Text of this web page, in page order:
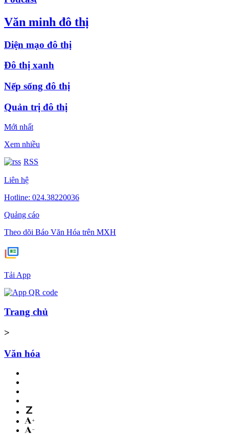
Văn minh đô thị
Diện mạo đô thị
Đô thị xanh
Nếp sống đô thị
Quản trị đô thị
Mới nhất
Xem nhiều
RSS
Liên hệ
Hotline: 024.38220036
Quảng cáo
Theo dõi Báo Văn Hóa trên MXH
Tải App
Trang chủ
>
Văn hóa